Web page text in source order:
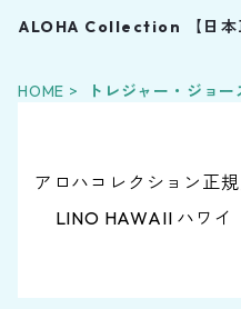
ALOHA Collection 【日本
HOME トレジャー・ジョ
アロハコレクション正
LINO HAWAII ハワ